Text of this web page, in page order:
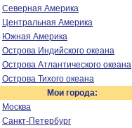
Северная Америка
Центральная Америка
Южная Америка
Острова Индийского океана
Острова Атлантического океана
Острова Тихого океана
Мои города:
Москва
Санкт-Петербург